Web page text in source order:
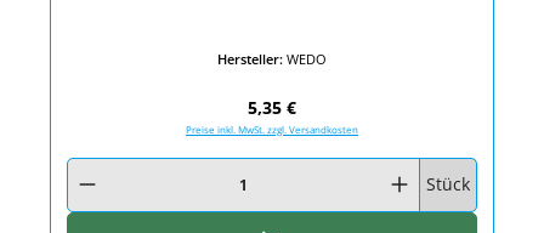
Hersteller: WEDO
Regulärer Preis:
5,35 €
Preise inkl. MwSt. zzgl. Versandkosten
Produkt Anzahl: Gib den gewünschten Wert ein oder benutze die
Stück